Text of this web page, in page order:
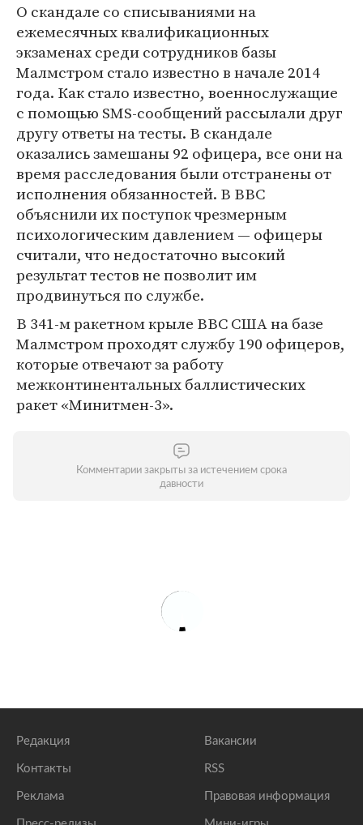
О скандале со списываниями на
ежемесячных квалификационных
экзаменах среди сотрудников базы
Малмстром стало известно в начале 2014
года. Как стало известно, военнослужащие
с помощью SMS-сообщений рассылали друг
другу ответы на тесты. В скандале
оказались замешаны 92 офицера, все они на
время расследования были отстранены от
исполнения обязанностей. В ВВС
объяснили их поступок чрезмерным
психологическим давлением — офицеры
считали, что недостаточно высокий
результат тестов не позволит им
продвинуться по службе.
В 341-м ракетном крыле ВВС США на базе
Малмстром проходят службу 190 офицеров,
которые отвечают за работу
межконтинентальных баллистических
ракет «Минитмен-3».
Комментарии закрыты за истечением срока
давности
Редакция
Контакты
Реклама
Вакансии
RSS
Правовая информация